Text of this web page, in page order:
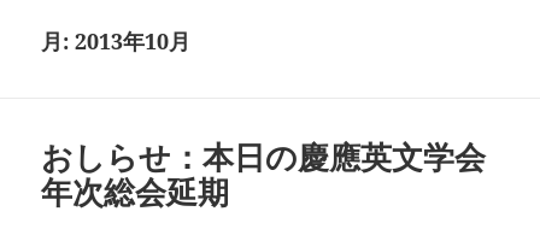
月:2013年10月
おしらせ：本日の慶應英文学会
年次総会延期